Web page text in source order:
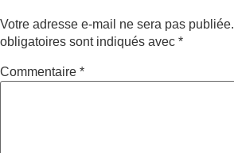
Votre adresse e-mail ne sera pas publiée.
obligatoires sont indiqués avec *
Commentaire *